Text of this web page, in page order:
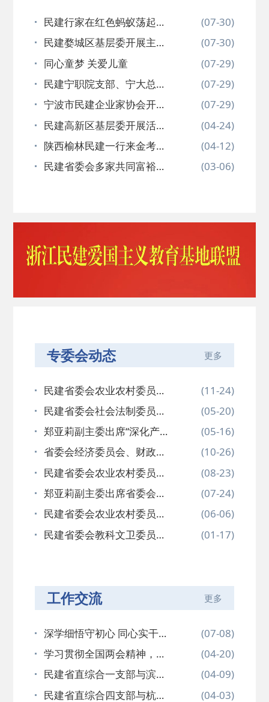
民建行家在红色蚂蚁荡起文
旅新浪花…
(07-30)
民建婺城区基层委开展主题
实践活动…
(07-30)
同心童梦 关爱儿童
(07-29)
民建宁职院支部、宁大总支
部 共建…
(07-29)
宁波市民建企业家协会开展
银企对接…
(07-29)
民建高新区基层委开展活动
为会员企…
(04-24)
陕西榆林民建一行来金考察
交流
(04-12)
民建省委会多家共同富裕实
(03-06)
专委会动态 更多
民建省委会农业农村委员会
赴绍兴开…
(11-24)
民建省委会社会法制委员会
和台州市…
(05-20)
郑亚莉副主委出席“深化产教
融合 …
(05-16)
省委会经济委员会、财政金
融委员会…
(10-26)
民建省委会农业农村委员会
赴绍兴开…
(08-23)
郑亚莉副主委出席省委会教
科文卫委…
(07-24)
民建省委会农业农村委员会
赴桐庐开…
(06-06)
民建省委会教科文卫委员会
(01-17)
工作交流 更多
深学细悟守初心 同心实干担
使命
(07-08)
学习贯彻全国两会精神，扎
实推进主…
(04-20)
民建省直综合一支部与滨江
二支部联…
(04-09)
民建省直综合四支部与杭师
(04-03)